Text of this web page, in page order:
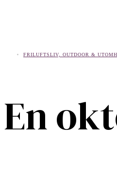
FRILUFTSLIV, OUTDOOR &
En